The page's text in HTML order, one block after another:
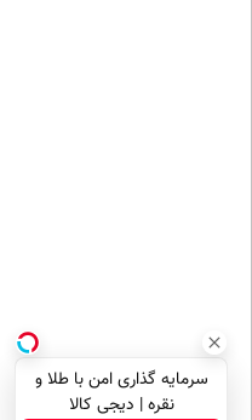
سرمایه گذاری امن با طلا و
نقره | دیجی کالا